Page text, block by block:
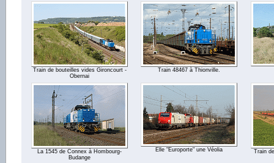
Train de bouteilles vides Gironcourt -
Obernai
Train 48467 à Thionville.
La 1545 de Connex à Hombourg-
Budange
Elle "Europorte" une Véolia Train